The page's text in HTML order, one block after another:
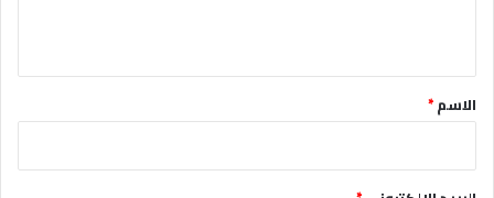
*الاسم*